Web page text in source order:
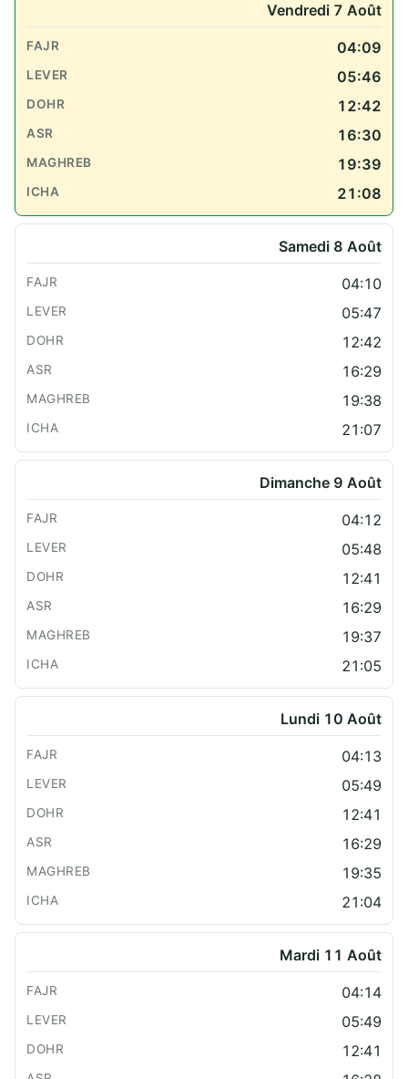
Vendredi 7 Août
04:09
05:46
12:42
16:30
19:39
21:08
Samedi 8 Août
04:10
05:47
12:42
16:29
19:38
21:07
Dimanche 9 Août
04:12
05:48
12:41
16:29
19:37
21:05
Lundi 10 Août
04:13
05:49
12:41
16:29
19:35
21:04
Mardi 11 Août
04:14
05:49
12:41